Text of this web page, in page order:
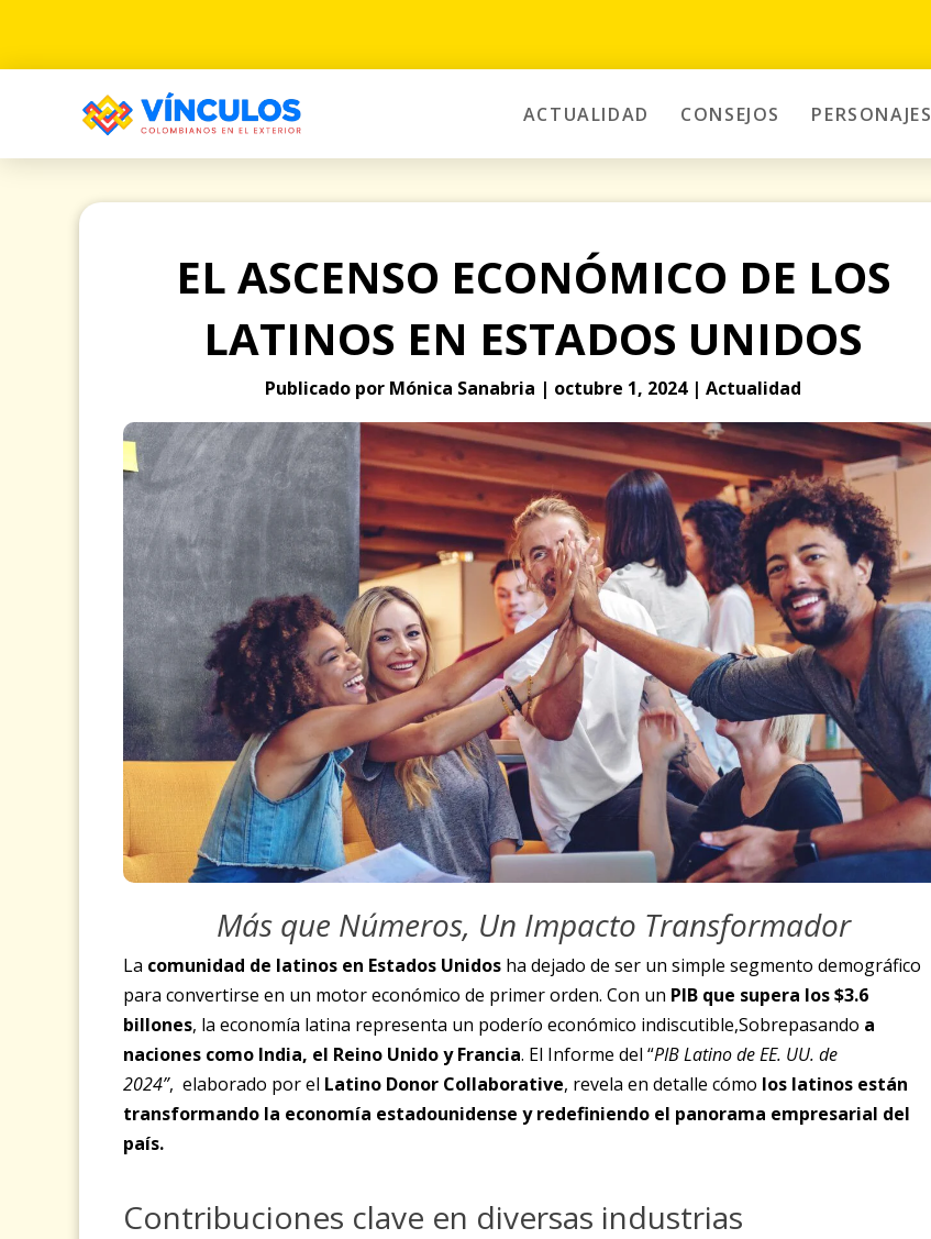
ACTUALIDAD CONSEJOS PERSONAJES
EL ASCENSO ECONÓMICO DE LOS
LATINOS EN ESTADOS UNIDOS
Publicado por Mónica Sanabria | octubre 1, 2024 | Actualidad
Más que Números, Un Impacto Transformador
La comunidad de latinos en Estados Unidos ha dejado de ser un simple segmento demográfico
para convertirse en un motor económico de primer orden. Con un PIB que supera los $3.6
billones, la economía latina representa un poderío económico indiscutible,Sobrepasando a
naciones como India, el Reino Unido y Francia. El Informe del “PIB Latino de EE. UU. de
2024”, elaborado por el Latino Donor Collaborative, revela en detalle cómo los latinos están
transformando la economía estadounidense y redefiniendo el panorama empresarial del
país.
Contribuciones clave en diversas industrias